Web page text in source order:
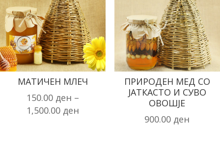
МАТИЧЕН МЛЕЧ
150.00 ден –
1,500.00 ден
ПРИРОДЕН МЕД СО
ЈАТКАСТО И СУВО
ОВОШЈЕ
900.00 ден